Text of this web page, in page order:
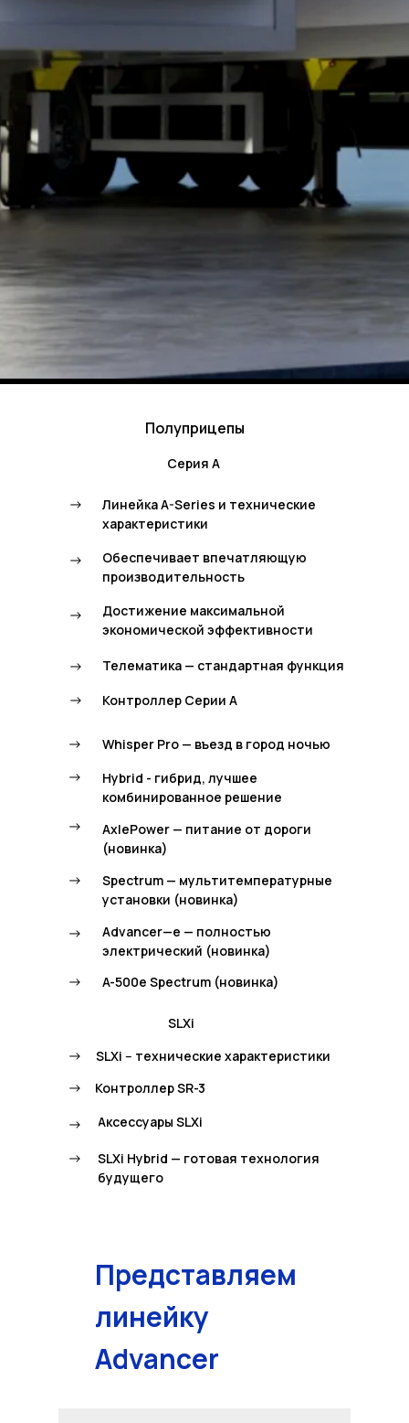
Представляем
линейку
Advancer
->
->
->
->
->
->
->
->
->
->
->
Полуприцепы
->
->
->
->
SLXi
SLXi -- технические характеристики
Контроллер SR-3
Аксессуары SLXi
Серия А
SLXi Hybrid — готовая технология
будущего
Линейка A-Series и технические
характеристики
Обеспечивает впечатляющую
производительность
Достижение максимальной
экономической эффективности
Телематика — стандартная функция
Контроллер Серии А
Whisper Pro — въезд в город ночью
Hybrid - гибрид, лучшее
комбинированное решение
AxlePower — питание от дороги
(новинка)
Spectrum — мультитемпературные
установки (новинка)
Advancer—e — полностью
электрический (новинка)
A-500e Spectrum (новинка)